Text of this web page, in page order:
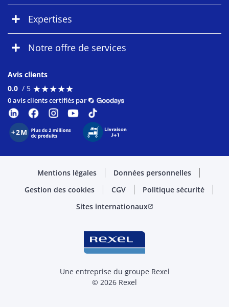
Expertises
Notre offre de services
Avis clients
0.0 / 5 ★★★★★
★★★★★
0 avis clients certifiés par
Mentions légales
Données personnelles
Gestion des cookies
CGV
Politique sécurité
Sites internationauxopen_in_new
Une entreprise du groupe Rexel
© 2026 Rexel